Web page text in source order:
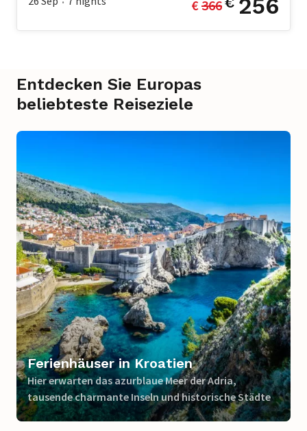
€ 366 256
Entdecken Sie Europas
beliebteste Reiseziele
Ferienhäuser in Kroatien
Hier erwarten das azurblaue Meer der Adria,
tausende charmante Inseln und historische Städte